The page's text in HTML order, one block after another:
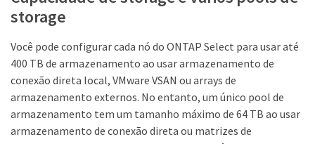
storage
Você pode configurar cada nó do ONTAP Select para usar até
400 TB de armazenamento ao usar armazenamento de
conexão direta local, VMware VSAN ou arrays de
armazenamento externos. No entanto, um único pool de
armazenamento tem um tamanho máximo de 64 TB ao usar
armazenamento de conexão direta ou matrizes de